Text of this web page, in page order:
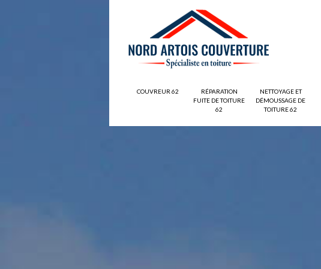
COUVREUR 62
RÉPARATION
FUITE DE TOITURE
62
NETTOYAGE ET
DÉMOUSSAGE DE
TOITURE 62